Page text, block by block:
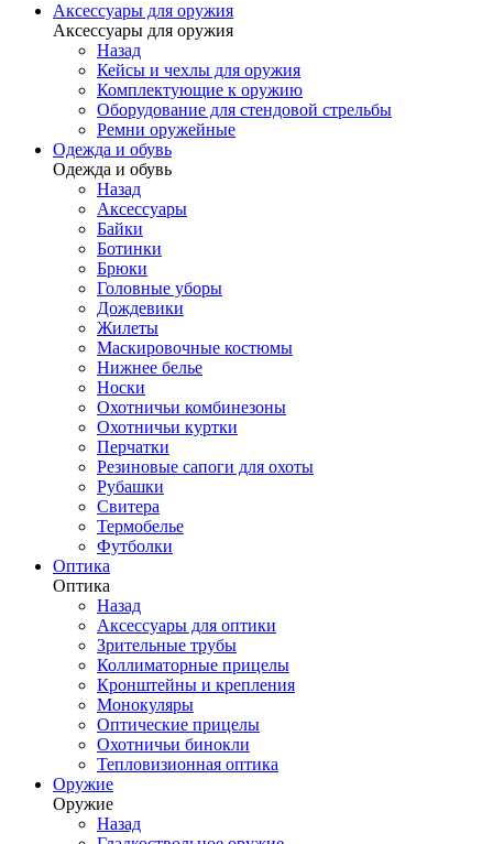
Аксессуары для оружия
Аксессуары для оружия
Назад
Кейсы и чехлы для оружия
Комплектующие к оружию
Оборудование для стендовой стрельбы
Ремни оружейные
Одежда и обувь
Одежда и обувь
Назад
Аксессуары
Байки
Ботинки
Брюки
Головные уборы
Дождевики
Жилеты
Маскировочные костюмы
Нижнее белье
Носки
Охотничьи комбинезоны
Охотничьи куртки
Перчатки
Резиновые сапоги для охоты
Рубашки
Свитера
Термобелье
Футболки
Оптика
Оптика
Назад
Аксессуары для оптики
Зрительные трубы
Коллиматорные прицелы
Кронштейны и крепления
Монокуляры
Оптические прицелы
Охотничьи бинокли
Тепловизионная оптика
Оружие
Оружие
Назад